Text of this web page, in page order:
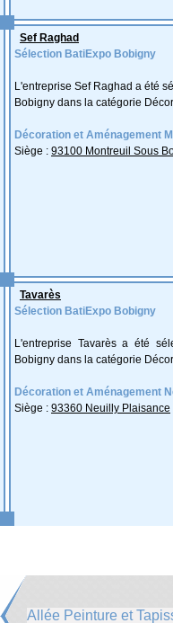
Sef Raghad
Sélection BatiExpo Bobigny
L'entreprise Sef Raghad a été
Bobigny dans la catégorie
Décoration et Aménagement
Siège : 93100 Montreuil Sous
Tavarès
Sélection BatiExpo Bobigny
L'entreprise Tavarès a été
Bobigny dans la catégorie
Décoration et Aménagement
Siège : 93360 Neuilly Plaisance
Allée Peinture et